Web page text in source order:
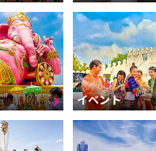
イベント